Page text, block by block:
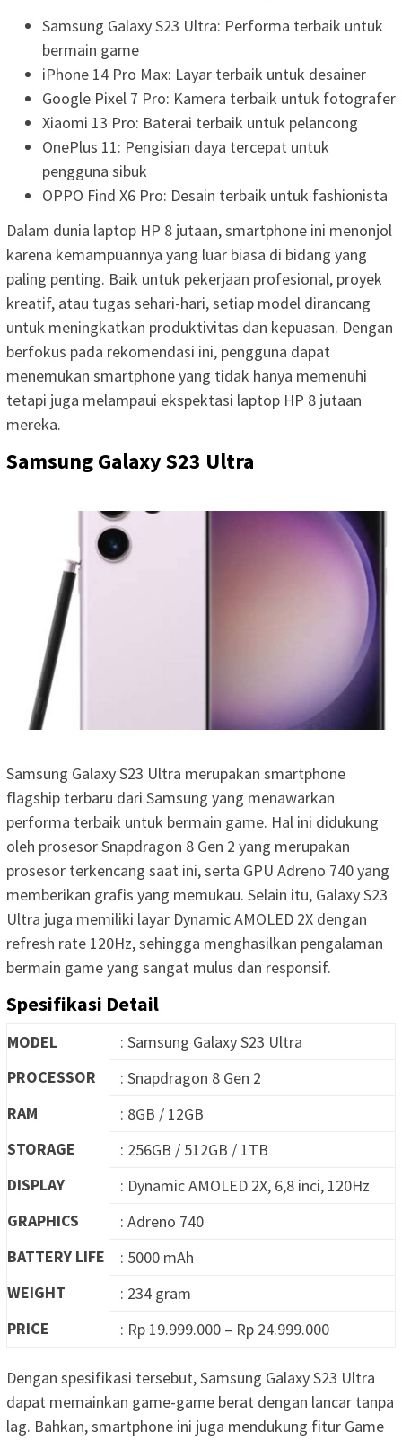
Samsung Galaxy S23 Ultra: Performa terbaik untuk
bermain game
iPhone 14 Pro Max: Layar terbaik untuk desainer
Google Pixel 7 Pro: Kamera terbaik untuk fotografer
Xiaomi 13 Pro: Baterai terbaik untuk pelancong
OnePlus 11: Pengisian daya tercepat untuk
pengguna sibuk
OPPO Find X6 Pro: Desain terbaik untuk fashionista
Dalam dunia laptop HP 8 jutaan, smartphone ini menonjol
karena kemampuannya yang luar biasa di bidang yang
paling penting. Baik untuk pekerjaan profesional, proyek
kreatif, atau tugas sehari-hari, setiap model dirancang
untuk meningkatkan produktivitas dan kepuasan. Dengan
berfokus pada rekomendasi ini, pengguna dapat
menemukan smartphone yang tidak hanya memenuhi
tetapi juga melampaui ekspektasi laptop HP 8 jutaan
mereka.
Samsung Galaxy S23 Ultra
Samsung Galaxy S23 Ultra merupakan smartphone
flagship terbaru dari Samsung yang menawarkan
performa terbaik untuk bermain game. Hal ini didukung
oleh prosesor Snapdragon 8 Gen 2 yang merupakan
prosesor terkencang saat ini, serta GPU Adreno 740 yang
memberikan grafis yang memukau. Selain itu, Galaxy S23
Ultra juga memiliki layar Dynamic AMOLED 2X dengan
refresh rate 120Hz, sehingga menghasilkan pengalaman
bermain game yang sangat mulus dan responsif.
Spesifikasi Detail
MODEL
: Samsung Galaxy S23 Ultra
PROCESSOR
: Snapdragon 8 Gen 2
RAM
: 8GB / 12GB
STORAGE
: 256GB / 512GB / 1TB
DISPLAY
: Dynamic AMOLED 2X, 6,8 inci, 120Hz
GRAPHICS
: Adreno 740
BATTERY LIFE
: 5000 mAh
WEIGHT
: 234 gram
PRICE
: Rp 19.999.000 – Rp 24.999.000
Dengan spesifikasi tersebut, Samsung Galaxy S23 Ultra
dapat memainkan game-game berat dengan lancar tanpa
lag. Bahkan, smartphone ini juga mendukung fitur Game